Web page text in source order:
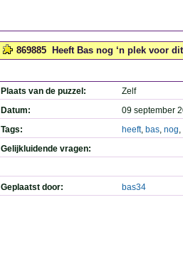
869885 Heeft Bas nog ‘n plek voor
Plaats van de puzzel:
Zelf
Datum:
09 september
Tags:
heeft, bas, nog,
Gelijkluidende vragen:
Geplaatst door: bas34